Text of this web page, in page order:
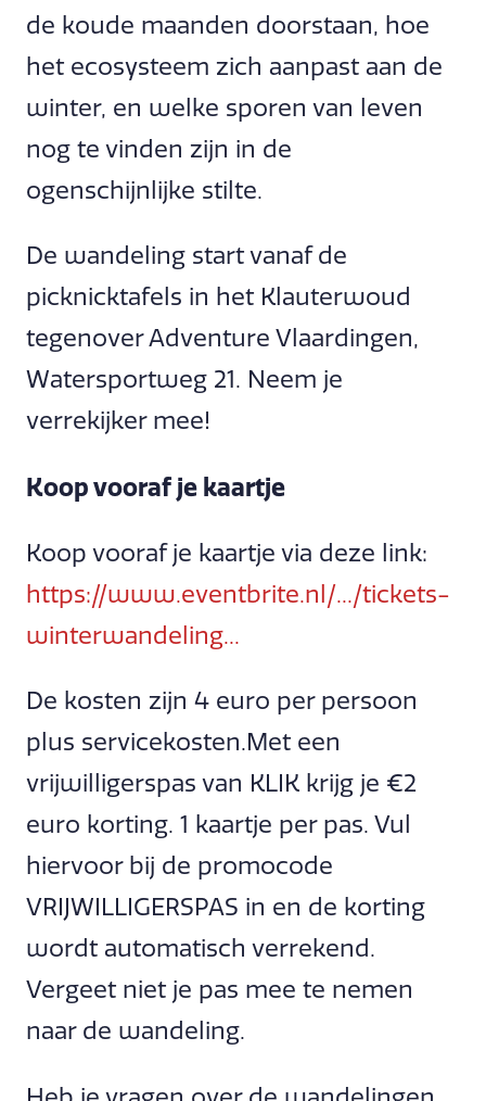
de koude maanden doorstaan, hoe
het ecosysteem zich aanpast aan de
winter, en welke sporen van leven
nog te vinden zijn in de
ogenschijnlijke stilte.
De wandeling start vanaf de
picknicktafels in het Klauterwoud
tegenover Adventure Vlaardingen,
Watersportweg 21. Neem je
verrekijker mee!
Koop vooraf je kaartje
Koop vooraf je kaartje via deze link:
https://www.eventbrite.nl/.../tickets-
winterwandeling...
De kosten zijn 4 euro per persoon
plus servicekosten.Met een
vrijwilligerspas van KLIK krijg je €2
euro korting. 1 kaartje per pas. Vul
hiervoor bij de promocode
VRIJWILLIGERSPAS in en de korting
wordt automatisch verrekend.
Vergeet niet je pas mee te nemen
naar de wandeling.